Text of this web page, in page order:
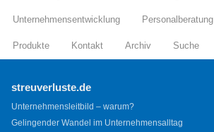
Unternehmensentwicklung Personalberatung
Produkte Kontakt Archiv Suche
streuverluste.de
Unternehmensleitbild – warum?
Gelingender Wandel im Unternehmensalltag